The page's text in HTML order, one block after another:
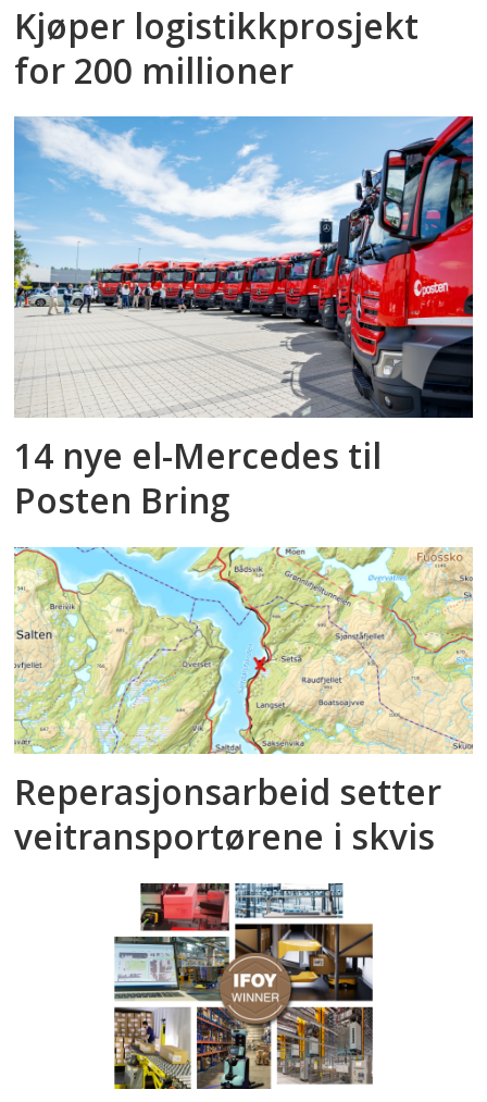
Kjøper logistikkprosjekt
for 200 millioner
14 nye el-Mercedes til
Posten Bring
Reperasjonsarbeid setter
veitransportørene i skvis